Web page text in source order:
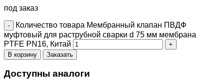
под заказ
Количество товара Мембранный клапан ПВДФ
муфтовый для раструбной сварки d 75 мм мембрана
PTFE PN16, Китай
В корзину Заказать
Доступны аналоги